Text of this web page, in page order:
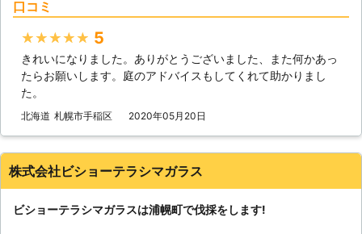
と不必要に枝が育ち、病気や害虫発生
の原因となってしまうでしょう。そう
せいで悪化してしまう危険性があるの
ません。その作業が伐採です。つまり
は庭木を切り倒す作業のことを言いま
のためには切った方が良い時があるの
口コミ
★★★★★ 5
きれいになりました。ありがとうございました、また何かあっ
たらお願いします。庭のアドバイスもしてくれて助かりまし
た。
北海道 札幌市手稲区 2020年05月20日
株式会社ビショーテラシマガラス
ビショーテラシマガラスは浦幌町で伐採をします!